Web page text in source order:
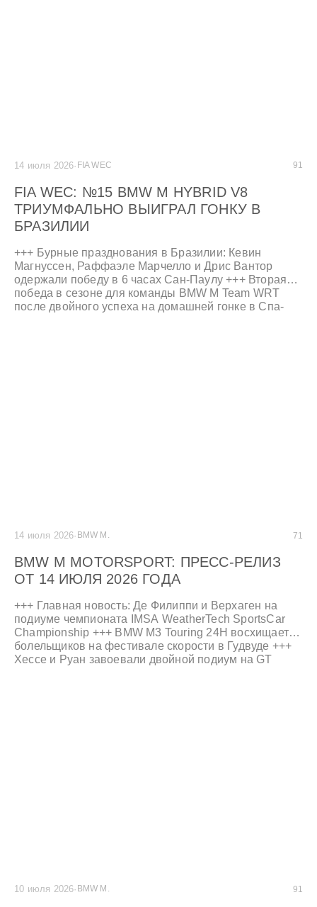
14 июля 2026· FIA WEC 91
FIA WEC: №15 BMW M HYBRID V8
ТРИУМФАЛЬНО ВЫИГРАЛ ГОНКУ В
БРАЗИЛИИ
+++ Бурные празднования в Бразилии: Кевин
Магнуссен, Раффаэле Марчелло и Дрис Вантор
одержали победу в 6 часах Сан-Паулу +++ Вторая
победа в сезоне для команды BMW M Team WRT
после двойного успеха на домашней гонке в Спа-
14 июля 2026· BMW M. 71
BMW M MOTORSPORT: ПРЕСС-РЕЛИЗ
ОТ 14 ИЮЛЯ 2026 ГОДА
+++ Главная новость: Де Филиппи и Верхаген на
подиуме чемпионата IMSA WeatherTech SportsCar
Championship +++ BMW M3 Touring 24H восхищает
болельщиков на фестивале скорости в Гудвуде +++
Хессе и Руан завоевали двойной подиум на GT
10 июля 2026· BMW M. 91